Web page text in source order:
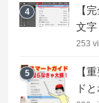
4
【
文字
253
5
【
ド